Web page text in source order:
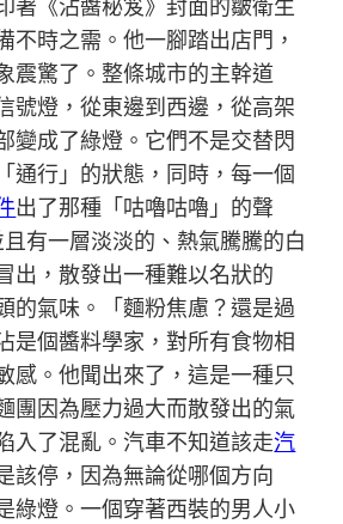
著《沾醬秘笈》封面的皺衛生
不時之需。他一腳踏出店門，
震驚了。整條城市的主幹道
號燈，從東邊到西邊，從高架
變成了綠燈。它們不是交替閃
通行」的狀態，同時，每一個
出了那種「咕嚕咕嚕」的聲
且有一層淡淡的、熱氣騰騰的白
出，散發出一種難以名狀的
氣味。「麵粉焦慮？還是過
是個醬料學家，對所有食物相
感。他聞出來了，這是一種只
團因為壓力過大而散發出的氣
入了混亂。汽車不知道該走汽
該停，因為無論從哪個方向
綠燈。一個穿著西裝的男人小